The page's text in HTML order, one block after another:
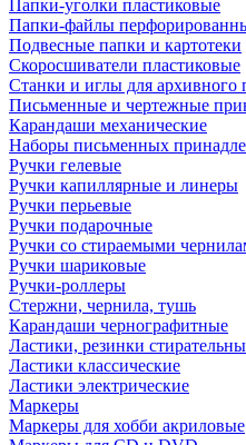
Папки-уголки пластиковые
Папки-файлы
Подвесные папки и картотеки
Скоросшиватели пластиковые
Станки и иглы для архивного
Письменные и чертежные
Карандаши механические
Наборы письменных
Ручки гелевые
Ручки капиллярные и линеры
Ручки перьевые
Ручки подарочные
Ручки со стираемыми
Ручки шариковые
Ручки-роллеры
Стержни, чернила, тушь
Карандаши чернографитные
Ластики, резинки
Ластики классические
Ластики электрические
Маркеры
Маркеры для хобби акриловые